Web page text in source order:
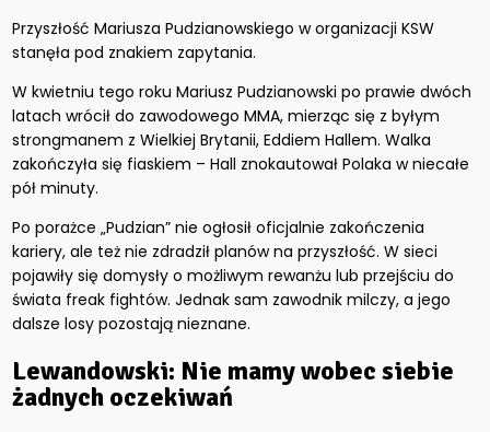
Przyszłość Mariusza Pudzianowskiego w organizacji KSW
stanęła pod znakiem zapytania.
W kwietniu tego roku Mariusz Pudzianowski po prawie dwóch
latach wrócił do zawodowego MMA, mierząc się z byłym
strongmanem z Wielkiej Brytanii, Eddiem Hallem. Walka
zakończyła się fiaskiem – Hall znokautował Polaka w niecałe
pół minuty.
Po porażce „Pudzian” nie ogłosił oficjalnie zakończenia
kariery, ale też nie zdradził planów na przyszłość. W sieci
pojawiły się domysły o możliwym rewanżu lub przejściu do
świata freak fightów. Jednak sam zawodnik milczy, a jego
dalsze losy pozostają nieznane.
Lewandowski: Nie mamy wobec siebie
żadnych oczekiwań